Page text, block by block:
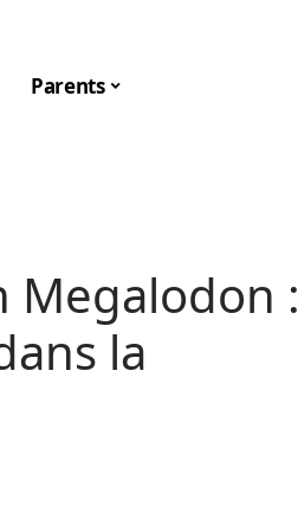
Parents
Megalodon :
la